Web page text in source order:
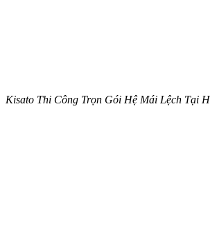
Kisato Thi Công Trọn Gói Hệ Mái Lệch Tại